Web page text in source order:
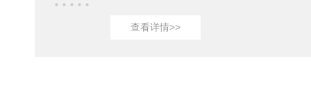
固醇分析仪以其便捷、快速的特点受到广
查看详情>>